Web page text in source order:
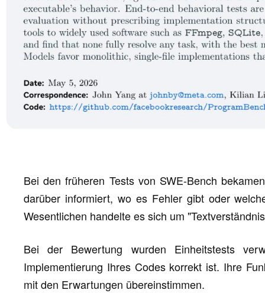
Bei den früheren Tests von SWE-Bench
darüber informiert, wo es Fehler gibt oder
Wesentlichen handelte es sich um
Bei der Bewertung wurden Einheitstests
Implementierung Ihres Codes korrekt ist. Ihre
mit den Erwartungen übereinstimmen.